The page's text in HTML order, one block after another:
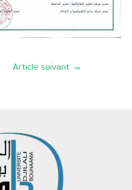
Article suivant →